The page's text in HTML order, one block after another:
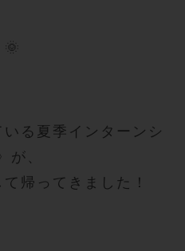
る夏季インターンシ
が、
帰ってきました！